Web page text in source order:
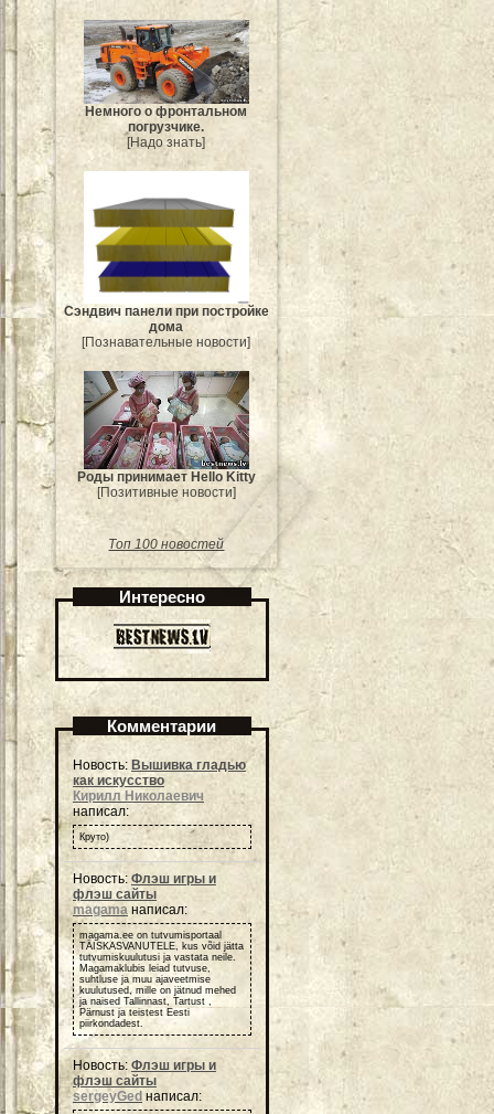
Немного о фронтальном
погрузчике.
[Надо знать]
Сэндвич панели при постройке
дома
[Познавательные новости]
Роды принимает Hello Kitty
[Позитивные новости]
Топ 100 новостей
Интересно
Комментарии
Новость: Вышивка гладью
как искусство
Кирилл Николаевич
написал:
Круто)
Новость: Флэш игры и
флэш сайты
magama написал:
magama.ee on tutvumisportaal
TÄISKASVANUTELE, kus võid jätta
tutvumiskuulutusi ja vastata neile.
Magamaklubis leiad tutvuse,
suhtluse ja muu ajaveetmise
kuulutused, mille on jätnud mehed
ja naised Tallinnast, Tartust ,
Pärnust ja teistest Eesti
piirkondadest.
Новость: Флэш игры и
флэш сайты
sergeyGed написал: